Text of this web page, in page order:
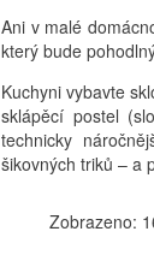
Ani v malé
který bude
Kuchyni vybavte
sklápěcí postel
technicky
šikovných triků – a
Zobrazeno: